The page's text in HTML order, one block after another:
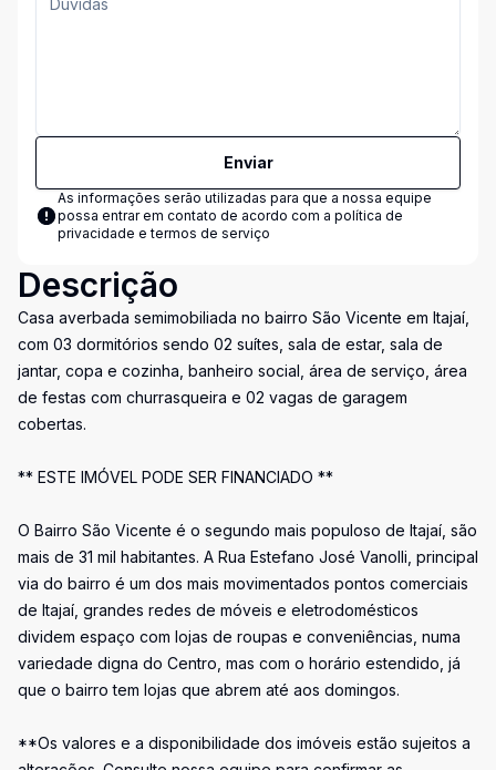
Enviar
As informações serão utilizadas para que a nossa equipe
possa entrar em contato de acordo com a política de
privacidade e termos de serviço
Descrição
Casa averbada semimobiliada no bairro São Vicente em Itajaí,
com 03 dormitórios sendo 02 suítes, sala de estar, sala de
jantar, copa e cozinha, banheiro social, área de serviço, área
de festas com churrasqueira e 02 vagas de garagem
cobertas.
** ESTE IMÓVEL PODE SER FINANCIADO **
O Bairro São Vicente é o segundo mais populoso de Itajaí, são
mais de 31 mil habitantes. A Rua Estefano José Vanolli, principal
via do bairro é um dos mais movimentados pontos comerciais
de Itajaí, grandes redes de móveis e eletrodomésticos
dividem espaço com lojas de roupas e conveniências, numa
variedade digna do Centro, mas com o horário estendido, já
que o bairro tem lojas que abrem até aos domingos.
**Os valores e a disponibilidade dos imóveis estão sujeitos a